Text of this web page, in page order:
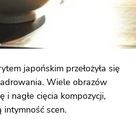
japońskim przełożyła się
Wiele obrazów
i nagłe cięcia kompozycji,
scen.